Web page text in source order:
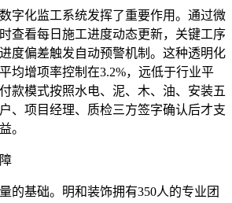
字化监工系统发挥了重要作用。通过微
查看每日施工进度动态更新，关键工序
度偏差触发自动预警机制。这种透明化
均增项率控制在3.2%，远低于行业平
款模式按照水电、泥、木、油、安装五
、项目经理、质检三方签字确认后才支
。
的基础。明和装饰拥有350人的专业团